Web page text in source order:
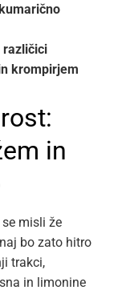
različici
krompirjem
in
misli že
bo zato hitro
trakci,
in limonine